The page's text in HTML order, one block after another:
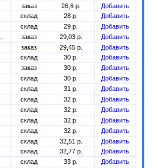
заказ 26,6 р.
Добавить
склад 28 р.
Добавить
склад 29 р.
Добавить
заказ 29,03 р.
Добавить
заказ 29,45 р.
Добавить
склад 30 р.
Добавить
заказ 30 р.
Добавить
склад 30 р.
Добавить
склад 31 р.
Добавить
склад 32 р.
Добавить
склад 32 р.
Добавить
склад 32 р.
Добавить
склад 32 р.
Добавить
склад 32,51 р.
Добавить
склад 32,77 р.
Добавить
склад 33 р.
Добавить